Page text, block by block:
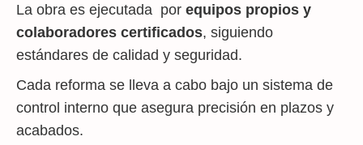
La obra es ejecutada por equipos propios y
colaboradores certificados, siguiendo
estándares de calidad y seguridad.
Cada reforma se lleva a cabo bajo un sistema de
control interno que asegura precisión en plazos y
acabados.